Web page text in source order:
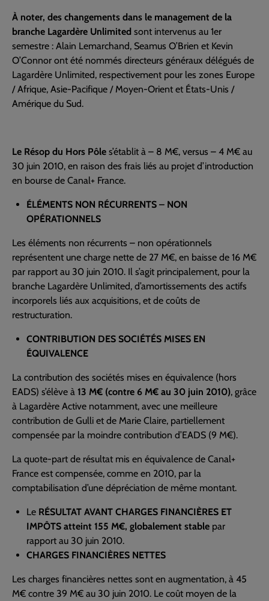
À noter, des changements dans le management de la
branche Lagardère Unlimited sont intervenus au 1er
semestre : Alain Lemarchand, Seamus O’Brien et Kevin
O’Connor ont été nommés directeurs généraux délégués de
Lagardère Unlimited, respectivement pour les zones Europe
/ Afrique, Asie-Pacifique / Moyen-Orient et États-Unis /
Amérique du Sud.
Le Résop du Hors Pôle s’établit à – 8 M€, versus – 4 M€ au
30 juin 2010, en raison des frais liés au projet d’introduction
en bourse de Canal+ France.
ÉLÉMENTS NON RÉCURRENTS – NON
OPÉRATIONNELS
Les éléments non récurrents – non opérationnels
représentent une charge nette de 27 M€, en baisse de 16 M€
par rapport au 30 juin 2010. Il s’agit principalement, pour la
branche Lagardère Unlimited, d’amortissements des actifs
incorporels liés aux acquisitions, et de coûts de
restructuration.
CONTRIBUTION DES SOCIÉTÉS MISES EN
ÉQUIVALENCE
La contribution des sociétés mises en équivalence (hors
EADS) s’élève à 13 M€ (contre 6 M€ au 30 juin 2010), grâce
à Lagardère Active notamment, avec une meilleure
contribution de Gulli et de Marie Claire, partiellement
compensée par la moindre contribution d’EADS (9 M€).
La quote-part de résultat mis en équivalence de Canal+
France est compensée, comme en 2010, par la
comptabilisation d’une dépréciation de même montant.
Le RÉSULTAT AVANT CHARGES FINANCIÈRES ET
IMPÔTS atteint 155 M€, globalement stable par
rapport au 30 juin 2010.
CHARGES FINANCIÈRES NETTES
Les charges financières nettes sont en augmentation, à 45
M€ contre 39 M€ au 30 juin 2010. Le coût moyen de la